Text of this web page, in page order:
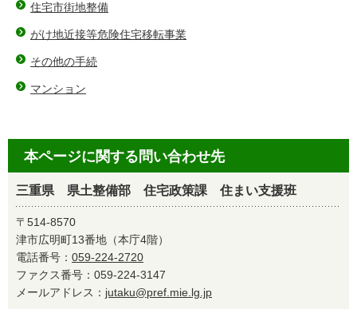
住宅市街地整備
がけ地近接等危険住宅移転事業
その他の手続
マンション
本ページに関する問い合わせ先
三重県 県土整備部 住宅政策課 住まい支援班
〒514-8570
津市広明町13番地（本庁4階）
電話番号： 059-224-2720
ファクス番号：059-224-3147
メールアドレス： jutaku@pref.mie.lg.jp